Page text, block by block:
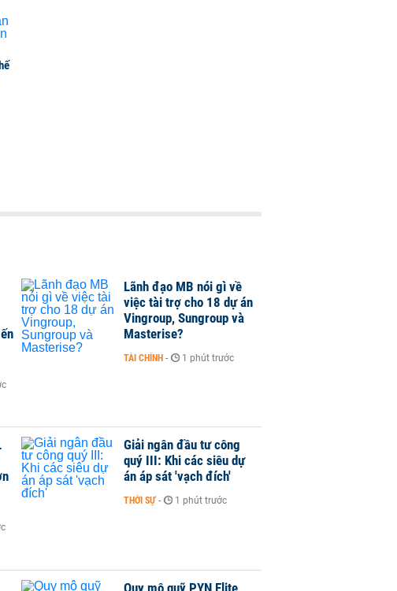
Lãnh đạo MB nói gì về
việc tài trợ cho 18 dự án
Vingroup, Sungroup và
Masterise?
TÀI CHÍNH - 1 phút trước
Giải ngân đầu tư công
quý III: Khi các siêu dự
án áp sát 'vạch đích'
THỜI SỰ - 1 phút trước
Quy mô quỹ PYN Elite